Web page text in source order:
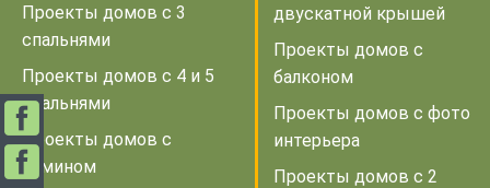
Проекты домов с 3
спальнями
Проекты домов с 4 и 5
спальнями
Проекты домов с
камином
двускатной крышей
Проекты домов с
балконом
Проекты домов с фото
интерьера
Проекты домов с 2